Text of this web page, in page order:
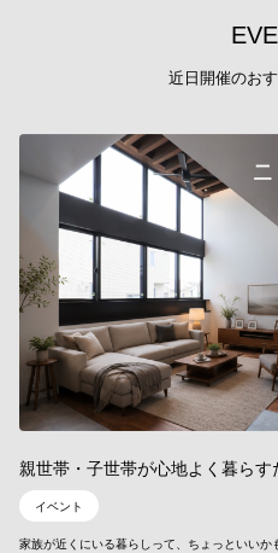
EVE
近日開催のお
親世帯・子世帯が心地よく暮ら
イベント
家族が近くにいる暮らしって、ちょっといいか